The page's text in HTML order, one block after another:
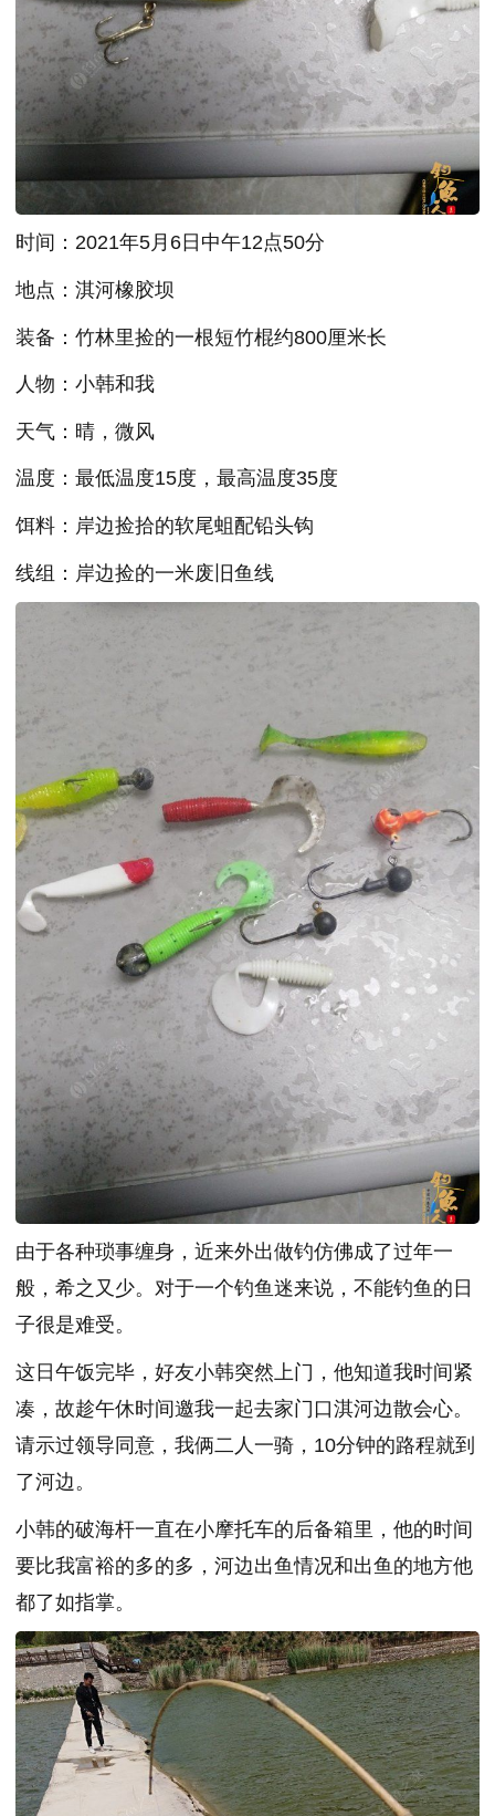
时间：2021年5月6日中午12点50分
地点：淇河橡胶坝
装备：竹林里捡的一根短竹棍约800厘米长
人物：小韩和我
天气：晴，微风
温度：最低温度15度，最高温度35度
饵料：岸边捡拾的软尾蛆配铅头钩
线组：岸边捡的一米废旧鱼线
由于各种琐事缠身，近来外出做钓仿佛成了过年一
般，希之又少。对于一个钓鱼迷来说，不能钓鱼的日
子很是难受。
这日午饭完毕，好友小韩突然上门，他知道我时间紧
凑，故趁午休时间邀我一起去家门口淇河边散会心。
请示过领导同意，我俩二人一骑，10分钟的路程就到
了河边。
小韩的破海杆一直在小摩托车的后备箱里，他的时间
要比我富裕的多的多，河边出鱼情况和出鱼的地方他
都了如指掌。